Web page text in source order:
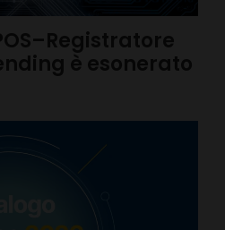
è esonerato